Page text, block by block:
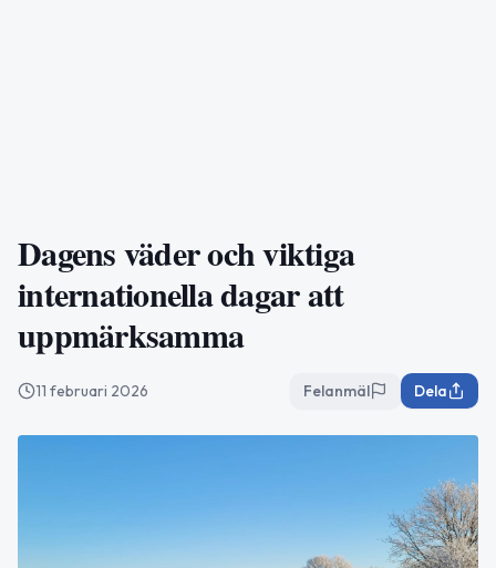
Dagens väder och viktiga
internationella dagar att
uppmärksamma
11 februari 2026 Felanmäl Dela